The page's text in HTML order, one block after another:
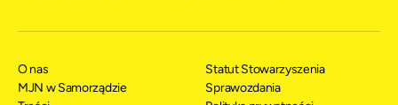
O nas
MJN w Samorządzie
Statut Stowarzyszenia
Sprawozdania